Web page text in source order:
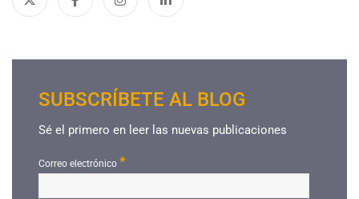
SUBSCRÍBETE AL BLOG
Sé el primero en leer las nuevas publicaciones
Correo electrónico *